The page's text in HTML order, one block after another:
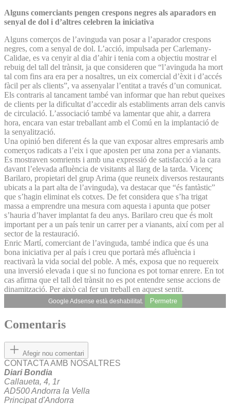
Alguns comerciants pengen crespons negres als aparadors en
senyal de dol i d’altres celebren la iniciativa
Alguns comerços de l’avinguda van posar a l’aparador crespons
negres, com a senyal de dol. L’acció, impulsada per Carlemany-
Calidae, es va cenyir al dia d’ahir i tenia com a objectiu mostrar el
rebuig del tall del trànsit, ja que consideren que “l’avinguda ha mort
tal com fins ara era per a nosaltres, un eix comercial d’èxit i d’accés
fàcil per als clients”, va assenyalar l’entitat a través d’un comunicat.
Els contraris al tancament també van informar que han rebut queixes
de clients per la dificultat d’accedir als establiments arran dels canvis
de circulació. L’associació també va lamentar que ahir, a darrera
hora, encara van estar treballant amb el Comú en la implantació de
la senyalització.
Una opinió ben diferent és la que van exposar altres empresaris amb
comerços radicats a l’eix i que aposten per una zona per a vianants.
Es mostraven somrients i amb una expressió de satisfacció a la cara
davant l’elevada afluència de visitants al llarg de la tarda. Vicenç
Barilaro, propietari del grup Arima (que reuneix diversos restaurants
ubicats a la part alta de l’avinguda), va destacar que “és fantàstic”
que s’hagin eliminat els cotxes. De fet considera que s’ha trigat
massa a emprendre una mesura com aquesta i apunta que potser
s’hauria d’haver implantat fa deu anys. Barilaro creu que és molt
important per a un país tenir un carrer per a vianants, així com per al
sector de la restauració.
Enric Martí, comerciant de l’avinguda, també indica que és una
bona iniciativa per al país i creu que portarà més afluència i
reactivarà la vida social del poble. A més, exposa que no requereix
una inversió elevada i que si no funciona es pot tornar enrere. En tot
cas afirma que el tall del trànsit no es pot entendre sense accions de
dinamització. Per això cal fer un treball en aquest sentit.
Google Adsense està deshabilitat. Permetre
Comentaris
Afegir nou comentari
CONTACTA AMB NOSALTRES
Diari Bondia
Callaueta, 4, 1r
AD500 Andorra la Vella
Principat d'Andorra